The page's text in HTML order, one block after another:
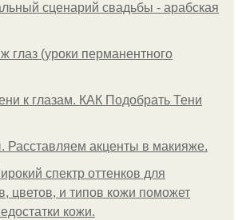
сценарий свадьбы - арабская
(уроки перманентного
к глазам. КАК Подобрать Тени
Расставляем акценты в макияже.
спектр оттенков для
цветов, и типов кожи поможет
кожи.